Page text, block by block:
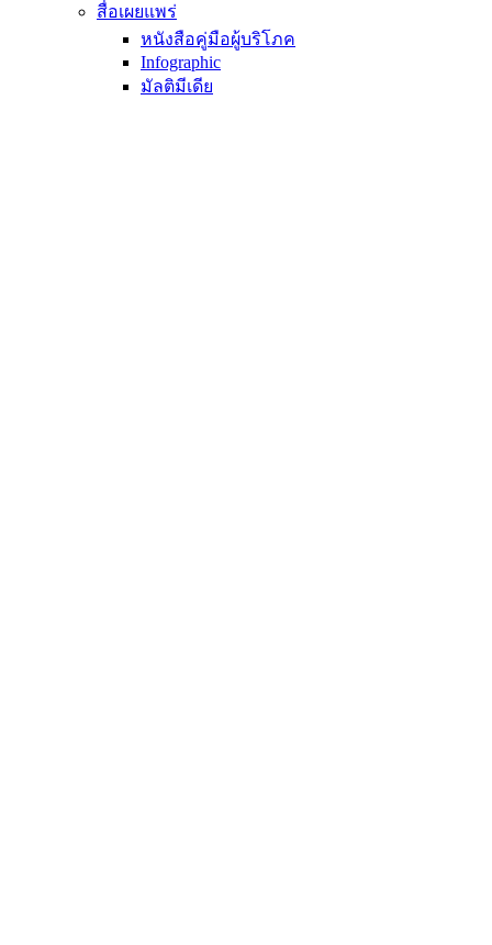
สื่อเผยแพร่
หนังสือคู่มือผู้บริโภค
Infographic
มัลติมีเดีย